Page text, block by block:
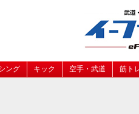
ング キック 空手・武道 筋ト